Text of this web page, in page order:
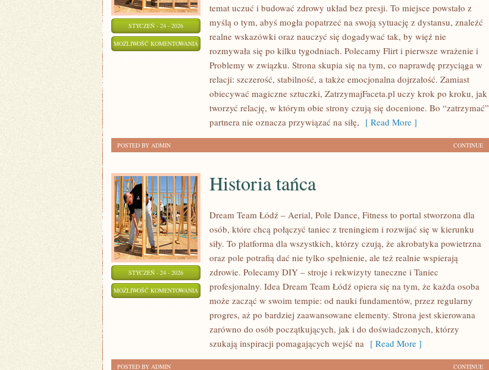
STYCZEŃ - 24 - 2026
MOŻLIWOŚĆ KOMENTOWANIA
temat uczuć i budować zdrowy układ bez presji. To miejsce powstało z
myślą o tym, abyś mogła popatrzeć na swoją sytuację z dystansu, znaleźć
realne wskazówki oraz nauczyć się dogadywać tak, by więź nie
rozmywała się po kilku tygodniach. Polecamy Flirt i pierwsze wrażenie i
Problemy w związku. Strona skupia się na tym, co naprawdę przyciąga w
relacji: szczerość, stabilność, a także emocjonalna dojrzałość. Zamiast
obiecywać magiczne sztuczki, ZatrzymajFaceta.pl uczy krok po kroku, jak
tworzyć relację, w którym obie strony czują się docenione. Bo “zatrzymać”
partnera nie oznacza przywiązać na siłę, [ Read More ]
CONTINUE
POSTED BY ADMIN
STYCZEŃ - 24 - 2026
MOŻLIWOŚĆ KOMENTOWANIA HISTORIA
TAŃCA
Historia tańca
Dream Team Łódź – Aerial, Pole Dance, Fitness to portal stworzona dla
osób, które chcą połączyć taniec z treningiem i rozwijać się w kierunku
siły. To platforma dla wszystkich, którzy czują, że akrobatyka powietrzna
oraz pole potrafią dać nie tylko spełnienie, ale też realnie wspierają
zdrowie. Polecamy DIY – stroje i rekwizyty taneczne i Taniec
profesjonalny. Idea Dream Team Łódź opiera się na tym, że każda osoba
może zacząć w swoim tempie: od nauki fundamentów, przez regularny
progres, aż po bardziej zaawansowane elementy. Strona jest skierowana
zarówno do osób początkujących, jak i do doświadczonych, którzy
szukają inspiracji pomagających wejść na [ Read More ]
CONTINUE
POSTED BY ADMIN